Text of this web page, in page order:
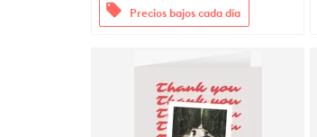
offers Precios bajos cada día